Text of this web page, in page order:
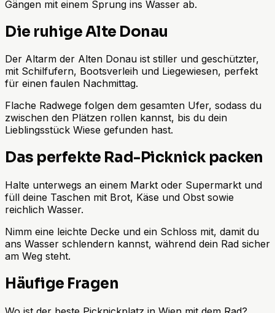
Gängen mit einem Sprung ins Wasser ab.
Die ruhige Alte Donau
Der Altarm der Alten Donau ist stiller und geschützter,
mit Schilfufern, Bootsverleih und Liegewiesen, perfekt
für einen faulen Nachmittag.
Flache Radwege folgen dem gesamten Ufer, sodass du
zwischen den Plätzen rollen kannst, bis du dein
Lieblingsstück Wiese gefunden hast.
Das perfekte Rad-Picknick packen
Halte unterwegs an einem Markt oder Supermarkt und
füll deine Taschen mit Brot, Käse und Obst sowie
reichlich Wasser.
Nimm eine leichte Decke und ein Schloss mit, damit du
ans Wasser schlendern kannst, während dein Rad sicher
am Weg steht.
Häufige Fragen